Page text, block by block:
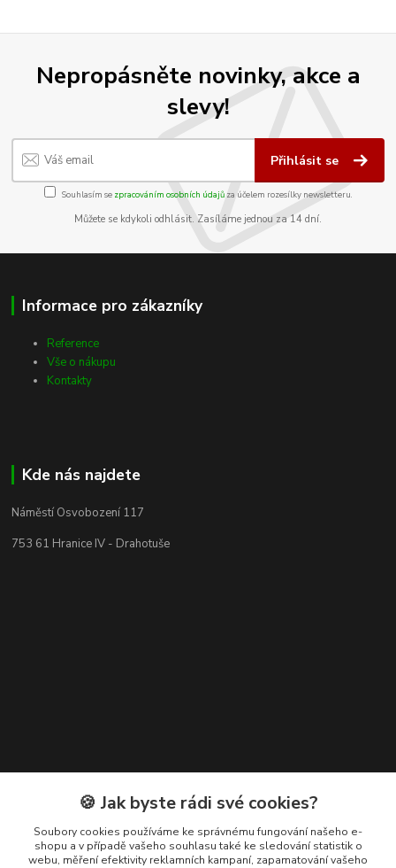
Nepropásněte novinky, akce a
slevy!
Přihlásit se
Souhlasím se zpracováním osobních údajůza účelem rozesílky newsletteru.
Můžete se kdykoli odhlásit. Zasíláme jednou za 14 dní.
Informace pro zákazníky
Reference
Vše o nákupu
Kontakty
Kde nás najdete
Náměstí Osvobození 117
753 61 Hranice IV - Drahotuše
Kontakty
+420 608 400 554
(Po-Pá, 8-15 hod.)
🍪 Jak byste rádi své cookies?
Soubory cookies používáme ke správnému fungování našeho e-
shopu a v případě vašeho souhlasu také ke sledování statistik o
webu, měření efektivity reklamních kampaní, zapamatování vašeho